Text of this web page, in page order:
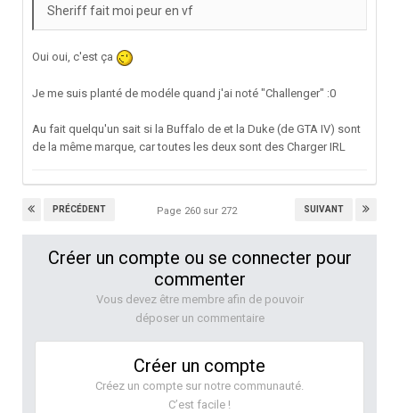
Sheriff fait moi peur en vf
Oui oui, c'est ça
Je me suis planté de modéle quand j'ai noté "Challenger" :0
Au fait quelqu'un sait si la Buffalo de et la Duke (de GTA IV) sont
de la même marque, car toutes les deux sont des Charger IRL
PRÉCÉDENT SUIVANT
Page 260 sur 272
Créer un compte ou se connecter pour
commenter
Vous devez être membre afin de pouvoir
déposer un commentaire
Créer un compte
Créez un compte sur notre communauté.
C’est facile !